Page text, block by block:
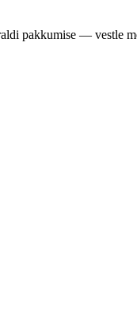
pakkumise — vestle